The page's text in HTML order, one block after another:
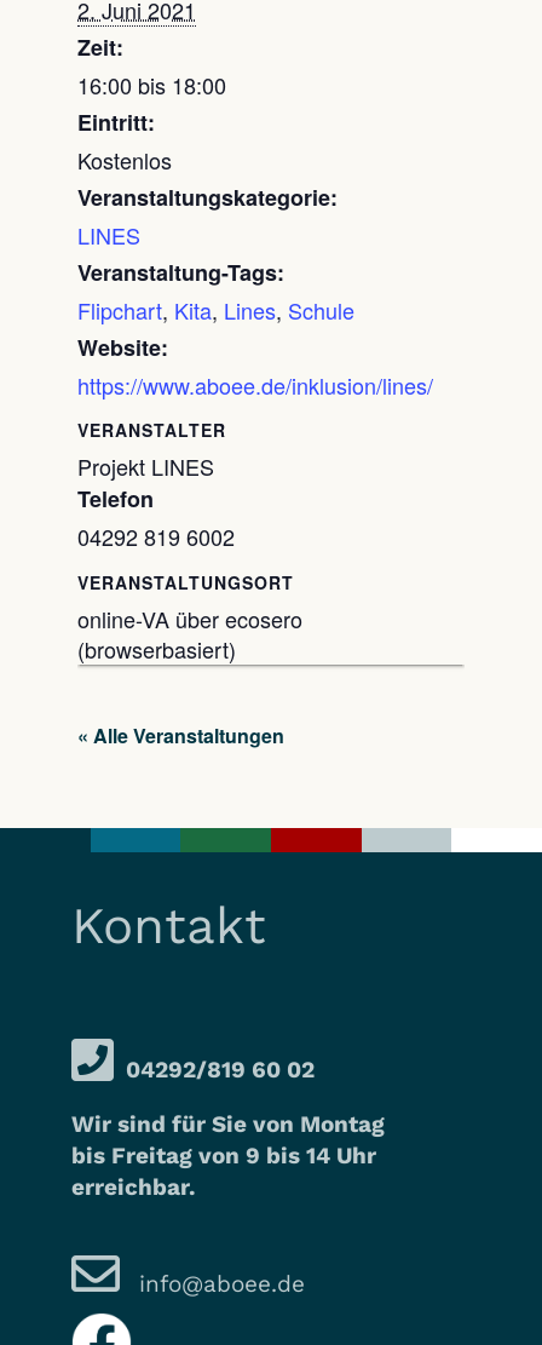
2. Juni 2021
Zeit:
16:00 bis 18:00
Eintritt:
Kostenlos
Veranstaltungskategorie:
LINES
Veranstaltung-Tags:
Flipchart, Kita, Lines, Schule
Website:
https://www.aboee.de/inklusion/lines/
VERANSTALTUNGSORT
online-VA über ecosero
(browserbasiert)
VERANSTALTER
Projekt LINES
Telefon
04292 819 6002
« Alle Veranstaltungen
Kontakt
04292/819 60 02
Wir sind für Sie von Montag
bis Freitag von 9 bis 14 Uhr
erreichbar.
info@aboee.de